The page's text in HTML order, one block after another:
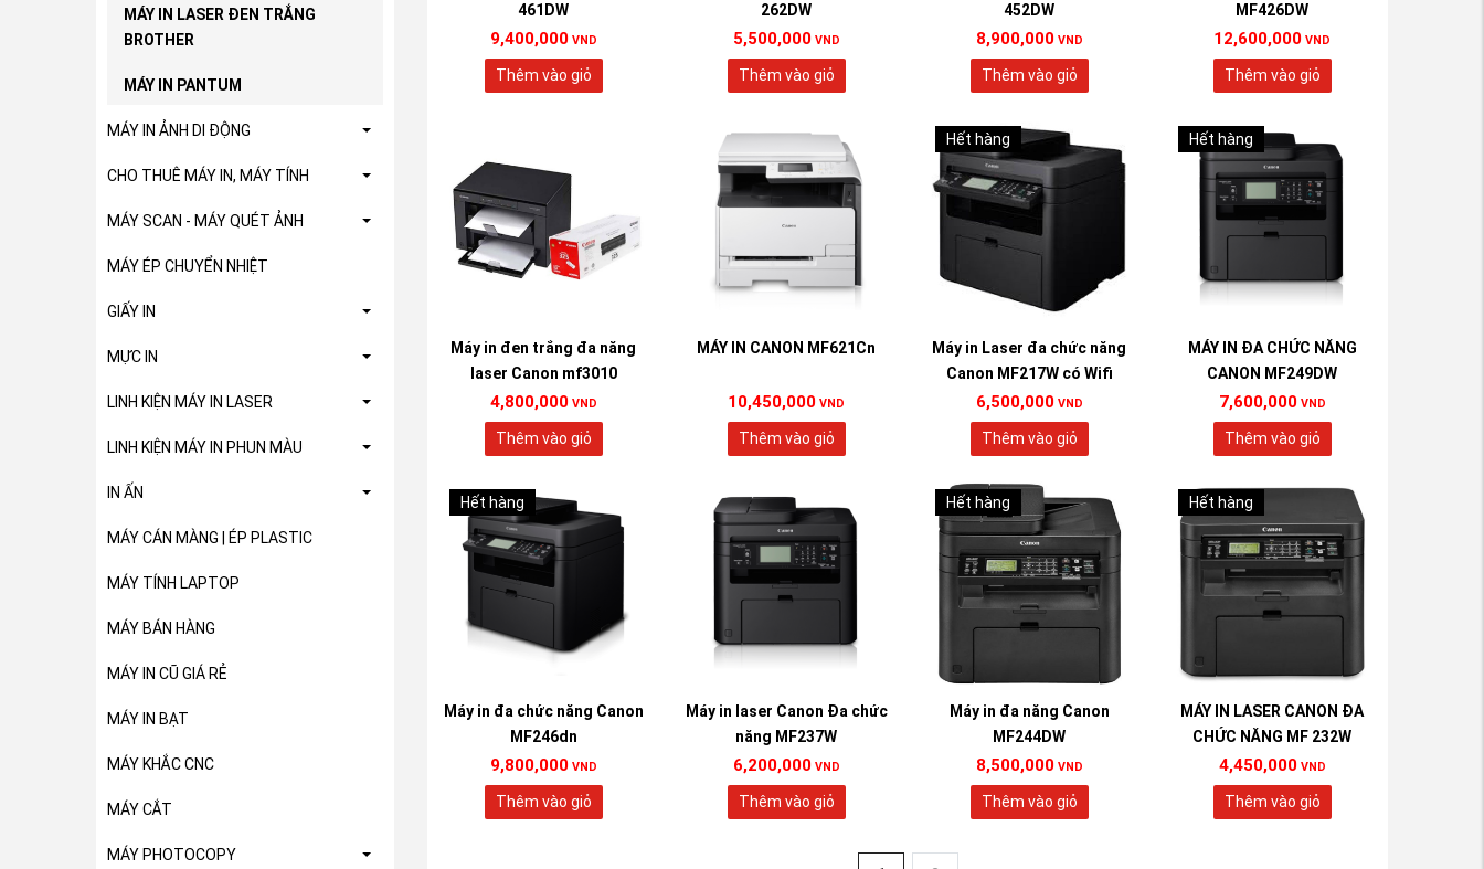
MÁY IN LASER ĐEN TRẮNG
BROTHER
MÁY IN PANTUM
MÁY IN ẢNH DI ĐỘNG
CHO THUÊ MÁY IN, MÁY TÍNH
MÁY SCAN - MÁY QUÉT ẢNH
MÁY ÉP CHUYỂN NHIỆT
GIẤY IN
MỰC IN
LINH KIỆN MÁY IN LASER
LINH KIỆN MÁY IN PHUN MÀU
IN ẤN
MÁY CÁN MÀNG | ÉP PLASTIC
MÁY TÍNH LAPTOP
MÁY BÁN HÀNG
MÁY IN CŨ GIÁ RẺ
MÁY IN BẠT
MÁY KHẮC CNC
MÁY CẮT
MÁY PHOTOCOPY
461DW
9,400,000 VND
Thêm vào giỏ
262DW
5,500,000 VND
Thêm vào giỏ
452DW
8,900,000 VND
Thêm vào giỏ
MF426DW
12,600,000 VND
Thêm vào giỏ
Máy in đen trắng đa năng
laser Canon mf3010
4,800,000 VND
Thêm vào giỏ
MÁY IN CANON MF621Cn
10,450,000 VND
Thêm vào giỏ
Hết hàng
Máy in Laser đa chức năng
Canon MF217W có Wifi
6,500,000 VND
Thêm vào giỏ
Hết hàng
MÁY IN ĐA CHỨC NĂNG
CANON MF249DW
7,600,000 VND
Thêm vào giỏ
Hết hàng
Máy in đa chức năng Canon
MF246dn
9,800,000 VND
Thêm vào giỏ
Máy in laser Canon Đa chức
năng MF237W
6,200,000 VND
Thêm vào giỏ
Hết hàng
Máy in đa năng Canon
MF244DW
8,500,000 VND
Thêm vào giỏ
Hết hàng
MÁY IN LASER CANON ĐA
CHỨC NĂNG MF 232W
4,450,000 VND
Thêm vào giỏ